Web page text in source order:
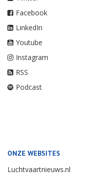
Facebook
LinkedIn
Youtube
Instagram
RSS
Podcast
ONZE WEBSITES
Luchtvaartnieuws.nl